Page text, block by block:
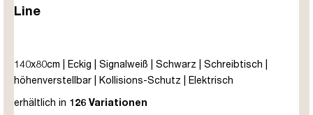
Line
140x80cm | Eckig | Signalweiß | Schwarz | Schreibtisch |
höhenverstellbar | Kollisions-Schutz | Elektrisch
höhenverstellbar | Kindersicherung | Metall | Holz |
erhältlich in 126 Variationen